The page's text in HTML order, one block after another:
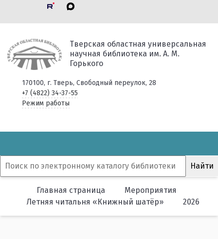
Тверская областная универсальная
научная библиотека им. А. М.
Горького
170100, г. Тверь, Свободный переулок, 28
+7 (4822) 34-37-55
Режим работы
Главная страница
Мероприятия
Летняя читальня «Книжный шатёр»
2026